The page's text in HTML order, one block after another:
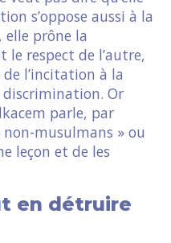
s’oppose aussi à la
prône la
le respect de l’autre,
de l’incitation à la
discrimination. Or
parle, par
musulmans » ou
leçon et de les
en détruire